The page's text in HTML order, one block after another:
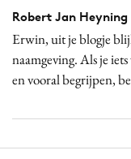
Robert Jan Heyning
Erwin, uit je blogje
naamgeving. Als je
en vooral begrijpen,